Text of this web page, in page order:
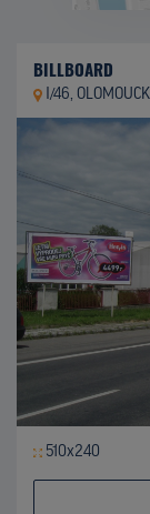
BILLBOARD
I/46,
510x240